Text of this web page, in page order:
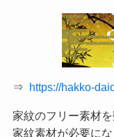
⇒ https://hakko-
家紋のフリー素材
家紋素材が必要に